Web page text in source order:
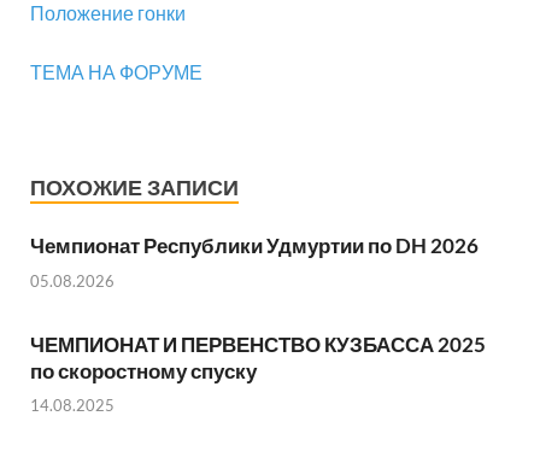
Положение гонки
ТЕМА НА ФОРУМЕ
ПОХОЖИЕ ЗАПИСИ
Чемпионат Республики Удмуртии по DH 2026
05.08.2026
ЧЕМПИОНАТ И ПЕРВЕНСТВО КУЗБАССА 2025
по скоростному спуску
14.08.2025